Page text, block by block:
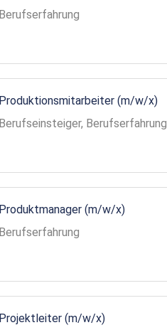
Berufserfahrung
Produktionsmitarbeiter (m/w/x)
Berufseinsteiger, Berufserfahrung
Produktmanager (m/w/x)
Berufserfahrung
Projektleiter (m/w/x)